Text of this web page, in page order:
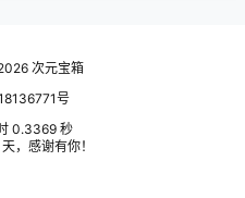
次元宝箱
号
0.3369 秒
天，感谢有你！